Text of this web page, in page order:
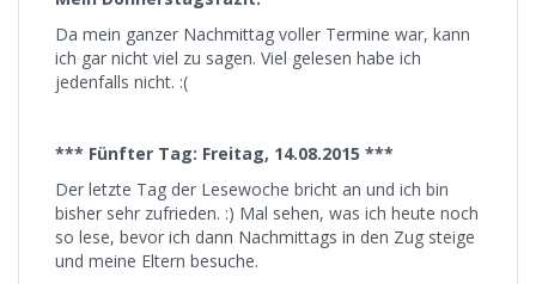
Da mein ganzer Nachmittag voller Termine war, kann
ich gar nicht viel zu sagen. Viel gelesen habe ich
jedenfalls nicht. :(
*** Fünfter Tag: Freitag, 14.08.2015 ***
Der letzte Tag der Lesewoche bricht an und ich bin
bisher sehr zufrieden. :) Mal sehen, was ich heute noch
so lese, bevor ich dann Nachmittags in den Zug steige
und meine Eltern besuche.